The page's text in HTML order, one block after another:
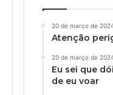
20 de março de
Atenção
20 de março de
Eu sei que
de eu voar